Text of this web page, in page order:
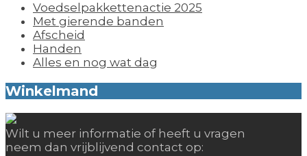
Voedselpakkettenactie 2025
Met gierende banden
Afscheid
Handen
Alles en nog wat dag
Winkelmand
Wilt u meer informatie of heeft u vragen
neem dan vrijblijvend contact op: